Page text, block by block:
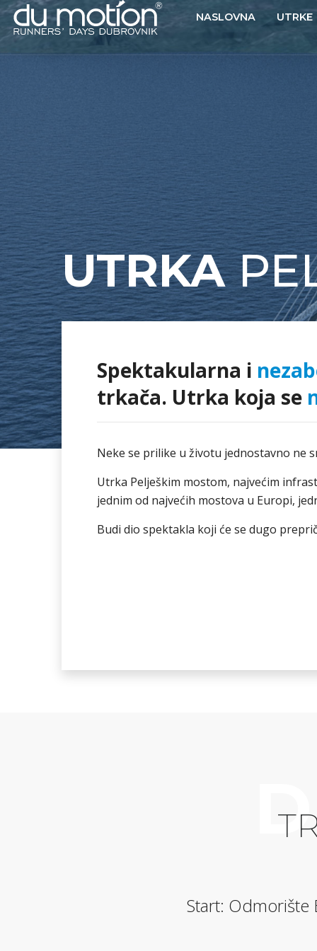
NASLOVNA UTRKE
UTRKA
Spektakularna i
trkača. Utrka koja se
Neke se prilike u životu jednostavno ne
Utrka Pelješkim mostom, najvećim
jednim od najvećih mostova u Europi,
Budi dio spektakla koji će se dugo
Start: Odmorište